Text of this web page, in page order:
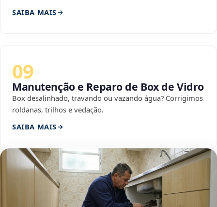
SAIBA MAIS
09
Manutenção e Reparo de Box de Vidro
Box desalinhado, travando ou vazando água? Corrigimos
roldanas, trilhos e vedação.
SAIBA MAIS